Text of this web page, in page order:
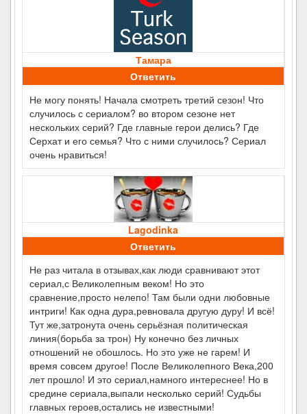
Тамара
Ответить
Не могу понять! Начала смотреть третий сезон! Что
случилось с сериалом? во втором сезоне нет
нескольких серий? Где главные герои делись? Где
Серхат и его семья? Что с ними случилось? Сериал
очень нравиться!
Lagodinka
Ответить
Не раз читала в отзывах,как люди сравнивают этот
сериал,с Великолепным веком! Но это
сравнение,просто нелепо! Там были одни любовные
интриги! Как одна дура,ревновала другую дуру! И всё!
Тут же,затронута очень серьёзная политическая
линия(борьба за трон) Ну конечно без личных
отношений не обошлось. Но это уже не гарем! И
время совсем другое! После Великолепного Века,200
лет прошло! И это сериал,намного интереснее! Но в
средине сериала,выпали несколько серий! Судьбы
главных героев,остались не известными!